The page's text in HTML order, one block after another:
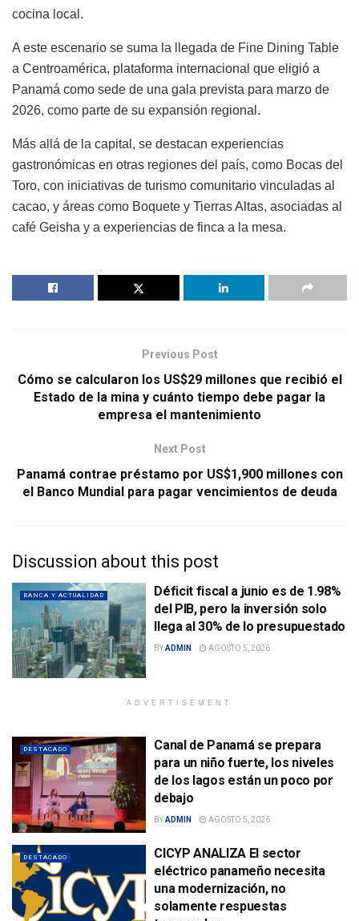
cocina local.
A este escenario se suma la llegada de Fine Dining Table
a Centroamérica, plataforma internacional que eligió a
Panamá como sede de una gala prevista para marzo de
2026, como parte de su expansión regional.
Más allá de la capital, se destacan experiencias
gastronómicas en otras regiones del país, como Bocas del
Toro, con iniciativas de turismo comunitario vinculadas al
cacao, y áreas como Boquete y Tierras Altas, asociadas al
café Geisha y a experiencias de finca a la mesa.
Previous Post
Cómo se calcularon los US$29 millones que recibió el
Estado de la mina y cuánto tiempo debe pagar la
empresa el mantenimiento
Next Post
Panamá contrae préstamo por US$1,900 millones con
el Banco Mundial para pagar vencimientos de deuda
Discussion about this post
BANCA Y ACTUALIDAD
Déficit fiscal a junio es de 1.98%
del PIB, pero la inversión solo
llega al 30% de lo presupuestado
BYADMIN AGOSTO 5, 2026
ADVERTISEMENT
DESTACADO
Canal de Panamá se prepara
para un niño fuerte, los niveles
de los lagos están un poco por
debajo
BYADMIN AGOSTO 5, 2026
DESTACADO
CICYP ANALIZA El sector
eléctrico panameño necesita
una modernización, no
solamente respuestas